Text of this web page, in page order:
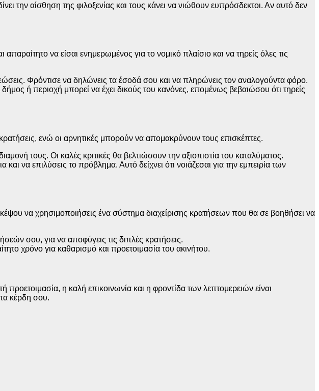
την αίσθηση της φιλοξενίας και τους κάνει να νιώθουν ευπρόσδεκτοι. Αν αυτό δεν
να είσαι ενημερωμένος για το νομικό πλαίσιο και να τηρείς όλες τις
Φρόντισε να δηλώνεις τα έσοδά σου και να πληρώνεις τον αναλογούντα φόρο.
ή περιοχή μπορεί να έχει δικούς του κανόνες, επομένως βεβαιώσου ότι τηρείς
ενώ οι αρνητικές μπορούν να απομακρύνουν τους επισκέπτες.
τους. Οι καλές κριτικές θα βελτιώσουν την αξιοπιστία του καταλύματος.
να επιλύσεις το πρόβλημα. Αυτό δείχνει ότι νοιάζεσαι για την εμπειρία των
να χρησιμοποιήσεις ένα σύστημα διαχείρισης κρατήσεων που θα σε βοηθήσει να
σου, για να αποφύγεις τις διπλές κρατήσεις.
χρόνο για καθαρισμό και προετοιμασία του ακινήτου.
η καλή επικοινωνία και η φροντίδα των λεπτομερειών είναι
κέρδη σου.